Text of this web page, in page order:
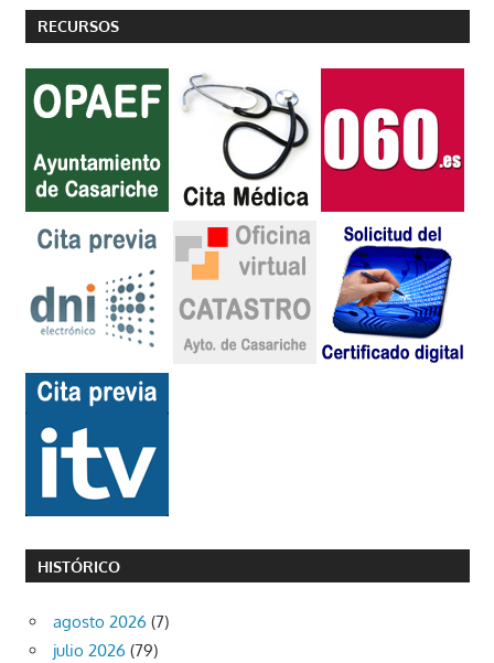
RECURSOS
HISTÓRICO
agosto 2026 (7)
julio 2026 (79)